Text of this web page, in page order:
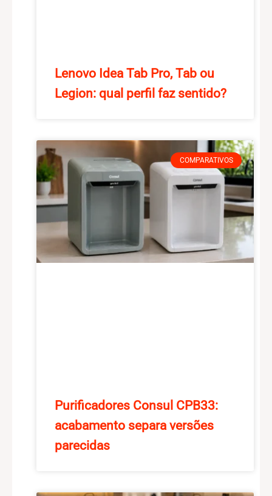
Lenovo Idea Tab Pro, Tab ou
Legion: qual perfil faz sentido?
COMPARATIVOS
Purificadores Consul CPB33:
acabamento separa versões
parecidas